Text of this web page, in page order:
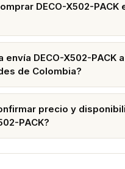
DECO-X502-PACK
envía DECO-X502-PACK a
de Colombia?
precio y
PACK?